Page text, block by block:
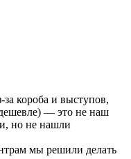
короба и выступов,
— это не наш
но не нашли
мы решили делать